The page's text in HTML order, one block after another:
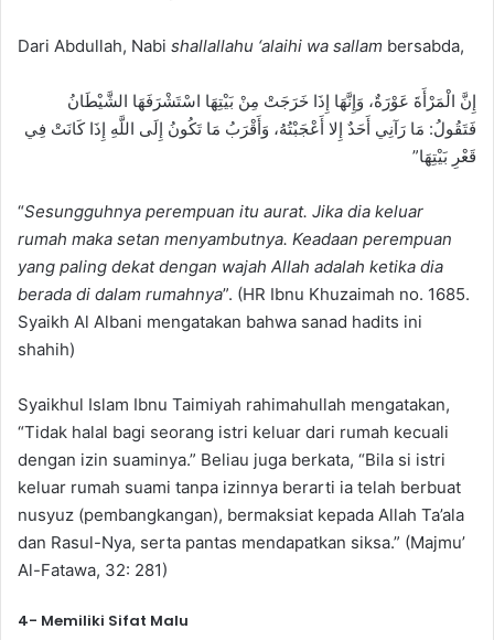
Dari Abdullah, Nabi shallallahu ‘alaihi wa sallam bersabda,
إِنَّ الْمَرْأَةَ عَوْرَةٌ، وَإِنَّهَا إِذَا خَرَجَتْ مِنْ بَيْتِهَا اسْتَشْرَفَهَا الشَّيْطَانُ
فَتَقُولُ: مَا رَآنِي أَحَدٌ إِلا أَعْجَبْتُهُ، وَأَقْرَبُ مَا تَكُونُ إِلَى اللَّهِ إِذَا كَانَتْ فِي
قَعْرِ بَيْتِهَا”
“Sesungguhnya perempuan itu aurat. Jika dia keluar
rumah maka setan menyambutnya. Keadaan perempuan
yang paling dekat dengan wajah Allah adalah ketika dia
berada di dalam rumahnya”. (HR Ibnu Khuzaimah no. 1685.
Syaikh Al Albani mengatakan bahwa sanad hadits ini
shahih)
Syaikhul Islam Ibnu Taimiyah rahimahullah mengatakan,
“Tidak halal bagi seorang istri keluar dari rumah kecuali
dengan izin suaminya.” Beliau juga berkata, “Bila si istri
keluar rumah suami tanpa izinnya berarti ia telah berbuat
nusyuz (pembangkangan), bermaksiat kepada Allah Ta’ala
dan Rasul-Nya, serta pantas mendapatkan siksa.” (Majmu’
Al-Fatawa, 32: 281)
4- Memiliki Sifat Malu